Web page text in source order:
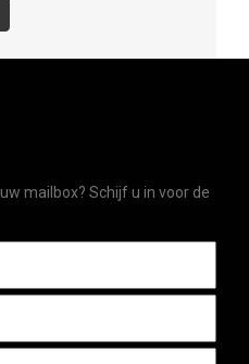
mailbox? Schijf u in voor de